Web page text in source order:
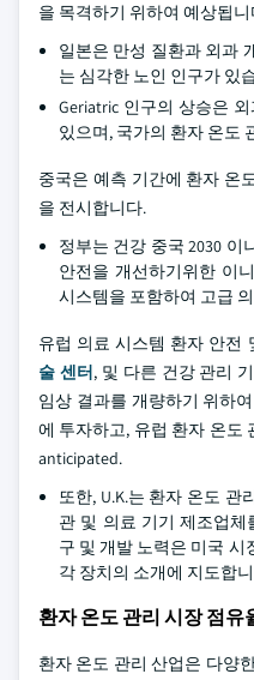
을 목격하기 위하여 예상됩니
일본은 만성 질환과 외과
는 심각한 노인 인구가 있
Geriatric 인구의 상승은
있으며, 국가의 환자 온도
중국은 예측 기간에 환자 온
을 전시합니다.
정부는 건강 중국 2030 이
안전을 개선하기위한 이
시스템을 포함하여 고급
유럽 의료 시스템 환자 안전
술 센터, 및 다른 건강 관리
임상 결과를 개량하기 위하
에 투자하고, 유럽 환자 온도
anticipated.
또한, U.K.는 환자 온도 관
관 및 의료 기기 제조업체
구 및 개발 노력은 미국 시
각 장치의 소개에 지도합
환자 온도 관리 시장 점유
환자 온도 관리 산업은 다양